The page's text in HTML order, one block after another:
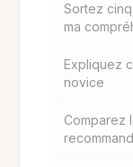
Sortez
ma
Expliquez
novice
Comparez